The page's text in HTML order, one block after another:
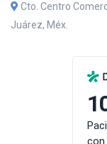
Cto. Centro
Juárez, Méx.